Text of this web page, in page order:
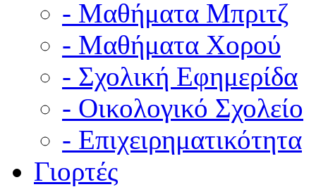
- Μαθήματα Μπριτζ
- Μαθήματα Χορού
- Σχολική Εφημερίδα
- Οικολογικό Σχολείο
- Επιχειρηματικότητα
Γιορτές